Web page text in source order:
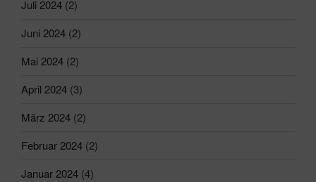
Juli 2024 (2)
Juni 2024 (2)
Mai 2024 (2)
April 2024 (3)
März 2024 (2)
Februar 2024 (2)
Januar 2024 (4)